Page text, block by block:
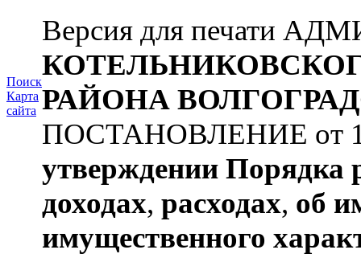
Поиск
Карта
сайта
Версия для печати
РАЙОНА
ПОСТАНОВЛЕНИЕ от
утверждении Порядка
доходах, расходах, об
имущественного